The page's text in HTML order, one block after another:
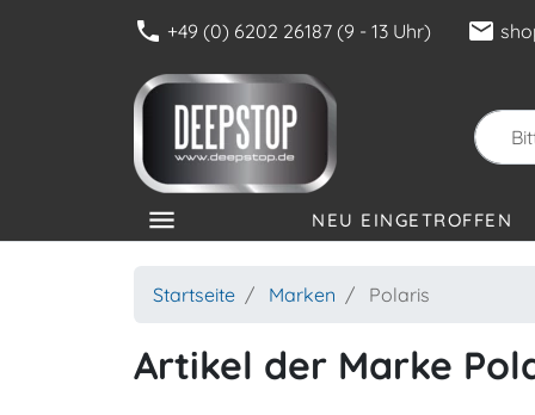
phone +49 (0) 6202 26187 (9 - 13 Uhr) mail
menu NEU EINGETROFFEN
Startseite Marken Polaris
Artikel der Marke